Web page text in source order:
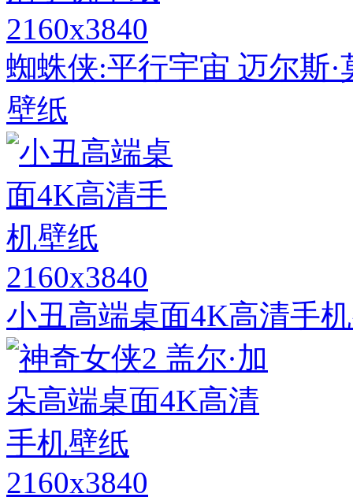
2160x3840
蜘蛛侠:平行宇宙 迈尔斯
壁纸
2160x3840
小丑高端桌面4K高清手
2160x3840